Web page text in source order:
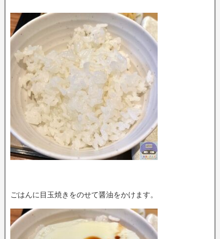
ごはんに目玉焼きをのせて醤油をかけます。